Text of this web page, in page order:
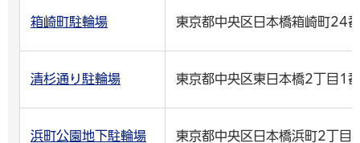
箱崎町駐輪場 東京都中央区日本橋箱崎町24
清杉通り駐輪場 東京都中央区東日本橋2丁目1
浜町公園地下駐輪場 東京都中央区日本橋浜町2丁目